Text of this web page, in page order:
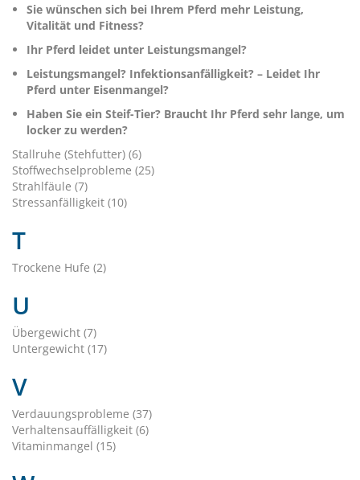
Sie wünschen sich bei Ihrem Pferd mehr Leistung,
Vitalität und Fitness?
Ihr Pferd leidet unter Leistungsmangel?
Leistungsmangel? Infektionsanfälligkeit? – Leidet Ihr
Pferd unter Eisenmangel?
Haben Sie ein Steif-Tier? Braucht Ihr Pferd sehr lange, um
locker zu werden?
Stallruhe (Stehfutter) (6)
Stoffwechselprobleme (25)
Strahlfäule (7)
Stressanfälligkeit (10)
T
Trockene Hufe (2)
U
Übergewicht (7)
Untergewicht (17)
V
Verdauungsprobleme (37)
Verhaltensauffälligkeit (6)
Vitaminmangel (15)